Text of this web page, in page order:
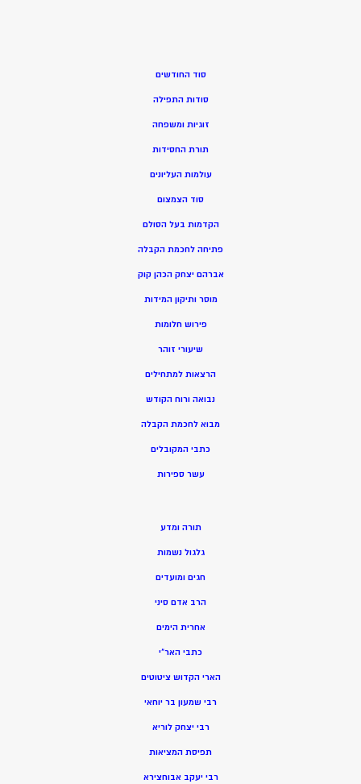
סוד החודשים
סודות התפילה
זוגיות ומשפחה
תורת החסידות
עולמות העליונים
סוד הצמצום
הקדמות בעל הסולם
פתיחה לחכמת הקבלה
אברהם יצחק הכהן קוק
מוסר ותיקון המידות
פירוש חלומות
שיעורי זוהר
הרצאות למתחילים
נבואה ורוח הקודש
מבוא לחכמת הקבלה
כתבי המקובלים
עשר ספירות
תורה ומדע
גלגול נשמות
חגים ומועדים
הרב אדם סיני
אחרית הימים
כתבי האר”י
הארי הקדוש ציטוטים
רבי שמעון בר יוחאי
רבי יצחק לוריא
תפיסת המציאות
רבי יעקב אבוחצירא